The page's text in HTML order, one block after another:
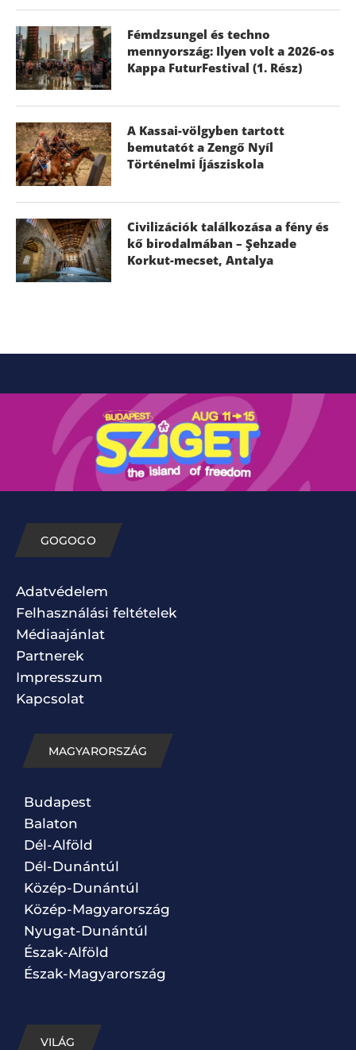
Fémdzsungel és techno
mennyország: Ilyen volt a 2026-os
Kappa FuturFestival (1. Rész)
A Kassai-völgyben tartott
bemutatót a Zengő Nyíl
Történelmi Íjásziskola
Civilizációk találkozása a fény és
kő birodalmában – Şehzade
Korkut-mecset, Antalya
GOGOGO
Adatvédelem
Felhasználási feltételek
Médiaajánlat
Partnerek
Impresszum
Kapcsolat
MAGYARORSZÁG
Budapest
Balaton
Dél-Alföld
Dél-Dunántúl
Közép-Dunántúl
Közép-Magyarország
Nyugat-Dunántúl
Észak-Alföld
Észak-Magyarország
VILÁG